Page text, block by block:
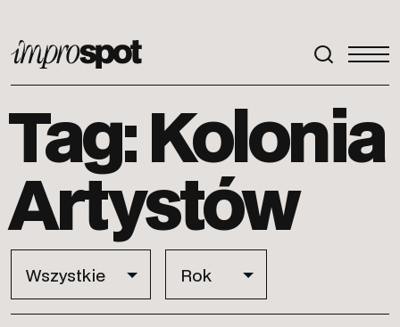
ImproSpot
Tag: Kolonia
Artystów